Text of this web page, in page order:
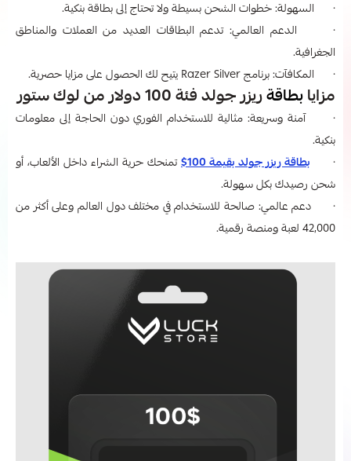
· السهولة: خطوات الشحن بسيطة ولا تحتاج إلى بطاقة بنكية.
· الدعم العالمي: تدعم البطاقات العديد من العملات والمناطق
الجغرافية.
· المكافآت: برنامج Razer Silver يتيح لك الحصول على مزايا حصرية.
مزايابطاقةريزر جولد فئة 100 دولار من لوك ستور
· آمنة وسريعة: مثالية للاستخدام الفوري دون الحاجة إلى معلومات
بنكية.
·
بطاقة ريزر جولد بقيمة 100$
تمنحك حرية الشراء داخل الألعاب، أو
شحن رصيدك بكل سهولة.
· دعم عالمي: صالحة للاستخدام في مختلف دول العالم وعلى أكثر من
42,000 لعبة ومنصة رقمية.